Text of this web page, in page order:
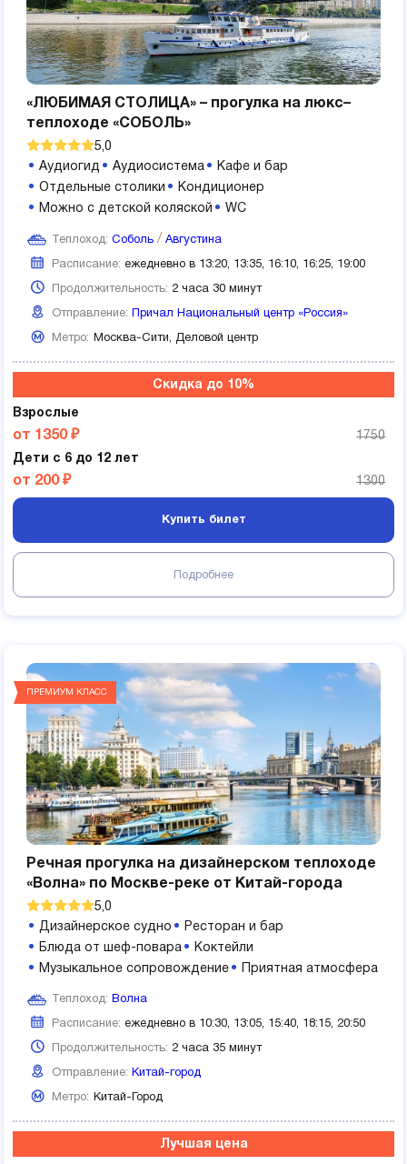
«ЛЮБИМАЯ СТОЛИЦА» – прогулка на люкс–
теплоходе «СОБОЛЬ»
5,0
Аудиогид
Аудиосистема
Кафе и бар
Отдельные столики
Кондиционер
Можно с детской коляской
WC
Теплоход: Соболь Августина
Расписание: ежедневно в 13:20, 13:35, 16:10, 16:25, 19:00
Продолжительность: 2 часа 30 минут
Отправление: Причал Национальный центр «Россия»
Метро: Москва-Сити, Деловой центр
Скидка до 10%
Взрослые
1750
от 1350 ₽
Дети с 6 до 12 лет
1300
от 200 ₽
Купить билет
Подробнее
ПРЕМИУМ КЛАСС
Речная прогулка на дизайнерском теплоходе
«Волна» по Москве-реке от Китай-города
5,0
Дизайнерское судно
Ресторан и бар
Блюда от шеф-повара
Коктейли
Музыкальное сопровождение
Приятная атмосфера
Теплоход: Волна
Расписание: ежедневно в 10:30, 13:05, 15:40, 18:15, 20:50
Продолжительность: 2 часа 35 минут
Отправление: Китай-город
Метро: Китай-Город
Лучшая цена